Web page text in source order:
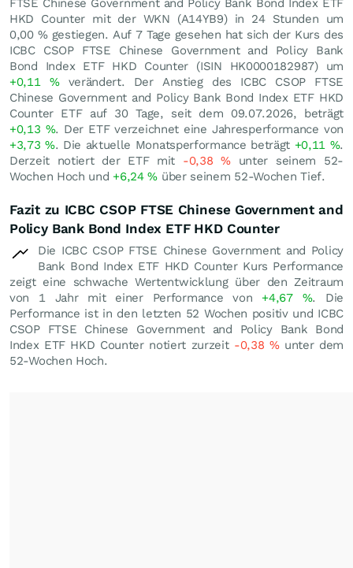
FTSE Chinese Government and Policy Bank Bond Index ETF
HKD Counter mit der WKN (A14YB9) in 24 Stunden um
0,00 %gestiegen. Auf 7 Tage gesehen hat sich der Kurs des
ICBC CSOP FTSE Chinese Government and Policy Bank
Bond Index ETF HKD Counter (ISIN HK0000182987) um
+0,11 %verändert. Der Anstieg des ICBC CSOP FTSE
Chinese Government and Policy Bank Bond Index ETF HKD
Counter ETF auf 30 Tage, seit dem 09.07.2026, beträgt
+0,13 %. Der ETF verzeichnet eine Jahresperformance von
+3,73%. Die aktuelle Monatsperformance beträgt +0,11 %.
Derzeit notiert der ETF mit -0,38%unter seinem 52-
Wochen Hoch und +6,24% über seinem 52-Wochen Tief.
Fazit zu ICBC CSOP FTSE Chinese Government and
Policy Bank Bond Index ETF HKD Counter
Die ICBC CSOP FTSE Chinese Government and Policy
Bank Bond Index ETF HKD Counter Kurs Performance
zeigt eine schwache Wertentwicklung über den Zeitraum
von 1 Jahr mit einer Performance von +4,67 %. Die
Performance ist in den letzten 52 Wochen positiv und ICBC
CSOP FTSE Chinese Government and Policy Bank Bond
Index ETF HKD Counter notiert zurzeit -0,38 %unter dem
52-Wochen Hoch.